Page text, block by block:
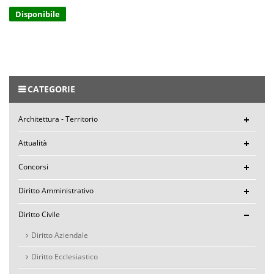
Disponibile
CATEGORIE
Architettura - Territorio
Attualità
Concorsi
Diritto Amministrativo
Diritto Civile
Diritto Aziendale
Diritto Ecclesiastico